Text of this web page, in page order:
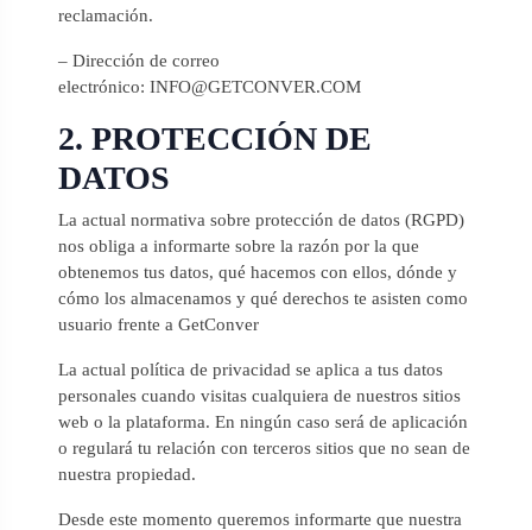
reclamación.
– Dirección de correo
electrónico: INFO@GETCONVER.COM
2. PROTECCIÓN DE
DATOS
La actual normativa sobre protección de datos (RGPD)
nos obliga a informarte sobre la razón por la que
obtenemos tus datos, qué hacemos con ellos, dónde y
cómo los almacenamos y qué derechos te asisten como
usuario frente a GetConver
La actual política de privacidad se aplica a tus datos
personales cuando visitas cualquiera de nuestros sitios
web o la plataforma. En ningún caso será de aplicación
o regulará tu relación con terceros sitios que no sean de
nuestra propiedad.
Desde este momento queremos informarte que nuestra